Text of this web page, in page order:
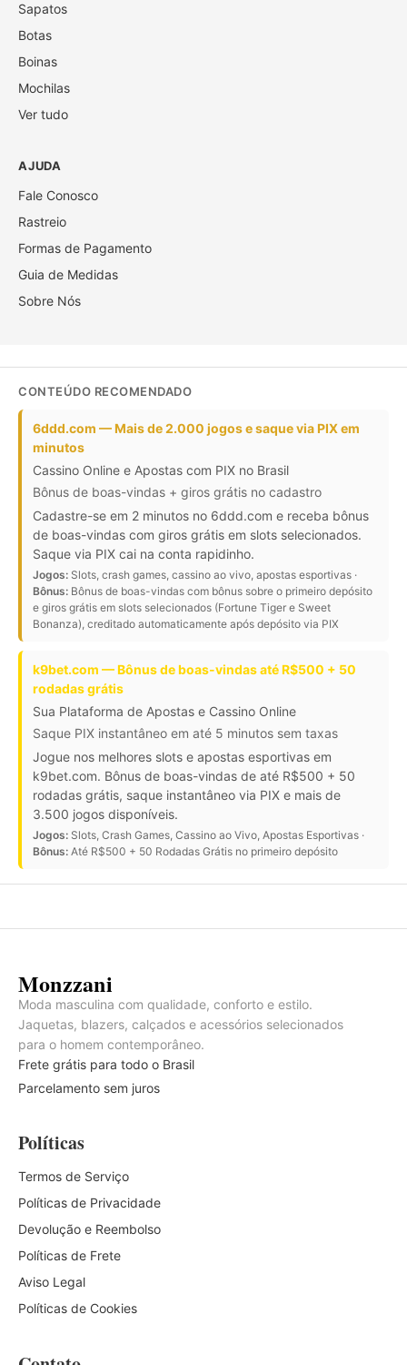
Sapatos
Botas
Boinas
Mochilas
Ver tudo
AJUDA
Fale Conosco
Rastreio
Formas de Pagamento
Guia de Medidas
Sobre Nós
CONTEÚDO RECOMENDADO
6ddd.com — Mais de 2.000 jogos e saque via PIX em
minutos
Cassino Online e Apostas com PIX no Brasil
Bônus de boas-vindas + giros grátis no cadastro
Cadastre-se em 2 minutos no 6ddd.com e receba bônus
de boas-vindas com giros grátis em slots selecionados.
Saque via PIX cai na conta rapidinho.
Jogos: Slots, crash games, cassino ao vivo, apostas esportivas ·
Bônus: Bônus de boas-vindas com bônus sobre o primeiro depósito
e giros grátis em slots selecionados (Fortune Tiger e Sweet
Bonanza), creditado automaticamente após depósito via PIX
k9bet.com — Bônus de boas-vindas até R$500 + 50
rodadas grátis
Sua Plataforma de Apostas e Cassino Online
Saque PIX instantâneo em até 5 minutos sem taxas
Jogue nos melhores slots e apostas esportivas em
k9bet.com. Bônus de boas-vindas de até R$500 + 50
rodadas grátis, saque instantâneo via PIX e mais de
3.500 jogos disponíveis.
Jogos: Slots, Crash Games, Cassino ao Vivo, Apostas Esportivas ·
Bônus: Até R$500 + 50 Rodadas Grátis no primeiro depósito
Monzzani
Moda masculina com qualidade, conforto e estilo.
Jaquetas, blazers, calçados e acessórios selecionados
para o homem contemporâneo.
Frete grátis para todo o Brasil
Parcelamento sem juros
Políticas
Termos de Serviço
Políticas de Privacidade
Devolução e Reembolso
Políticas de Frete
Aviso Legal
Políticas de Cookies